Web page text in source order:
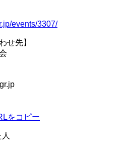
events/3307/
せ先】
をコピー